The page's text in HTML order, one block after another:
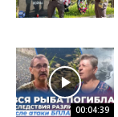
00:04:39